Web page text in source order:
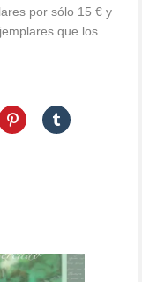
por sólo 15 € y
que los